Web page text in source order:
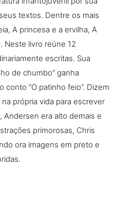
textos. Dentre os mais
A princesa e a ervilha, A
Neste livro reúne 12
escritas. Sua
de chumbo” ganha
“O patinho feio”. Dizem
própria vida para escrever
era alto demais e
primorosas, Chris
ora imagens em preto e